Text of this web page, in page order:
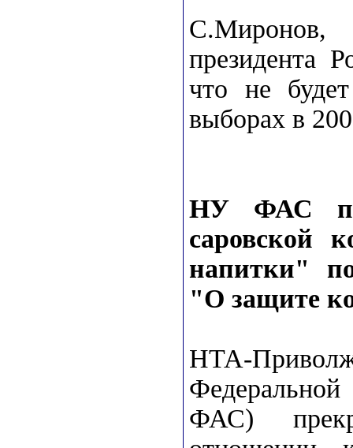
С.Миронов,
президента
что не
выборах в
НУ ФАС
саровской
напитки"
"О защите
НТА-
ФАС)